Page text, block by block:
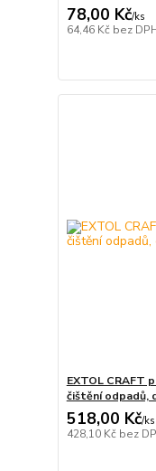
78,00 Kč/ks
64,46 Kč bez
EXTOL CRAFT
čištění odpadů,
518,00 Kč/ks
428,10 Kč bez